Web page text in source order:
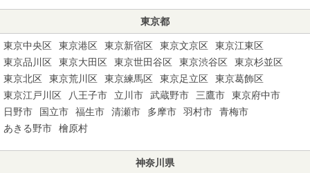
東京都
東京中央区 東京港区 東京新宿区 東京文京区
東京江東区
東京品川区
東京大田区 東京世田谷区 東京渋谷区
東京杉並区
東京北区
東京荒川区 東京練馬区 東京足立区
東京葛飾区
東京江戸川区
八王子市 立川市 武蔵野市 三鷹市
東京府中市
日野市
国立市 福生市 清瀬市 多摩市 羽村市
青梅市
あきる野市
檜原村
神奈川県